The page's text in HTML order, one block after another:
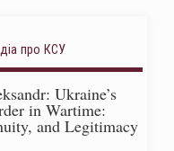
про КСУ
Ukraine’s
in Wartime:
and Legitimacy